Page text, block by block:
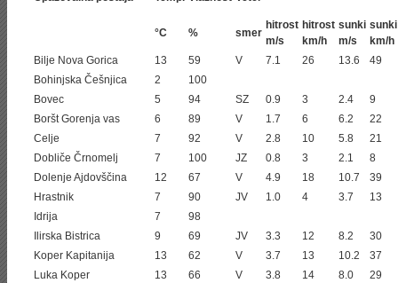
°C % smer
hitrost
m/s
hitrost
km/h
sunki
m/s
sunki
km/h
Bilje Nova Gorica
13 59 V 7.1 26 13.6
49
Bohinjska Češnjica
2
100
Bovec
5 94 SZ 0.9 3 2.4
9
Boršt Gorenja vas
6 89 V 1.7 6 6.2
22
Celje
7 92 V 2.8 10 5.8
21
Dobliče Črnomelj
7 100 JZ 0.8 3 2.1
8
Dolenje Ajdovščina
12 67 V 4.9 18 10.7
39
Hrastnik
7 90 JV 1.0 4 3.7
13
Idrija
7
98
Ilirska Bistrica
9 69 JV 3.3 12 8.2
30
Koper Kapitanija
13 62 V 3.7 13 10.2
37
Luka Koper
13 66 V 3.8 14 8.0
29